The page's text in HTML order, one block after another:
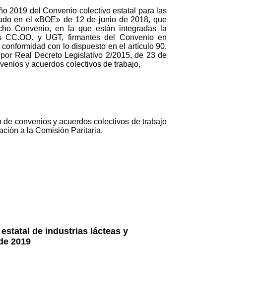
2019 del Convenio colectivo estatal para las
en el «BOE» de 12 de junio de 2018, que
Convenio, en la que están integradas la
y UGT, firmantes del Convenio en
con lo dispuesto en el artículo 90,
Real Decreto Legislativo 2/2015, de 23 de
y acuerdos colectivos de trabajo,
convenios y acuerdos colectivos de trabajo
a la Comisión Paritaria.
de industrias lácteas y
2019